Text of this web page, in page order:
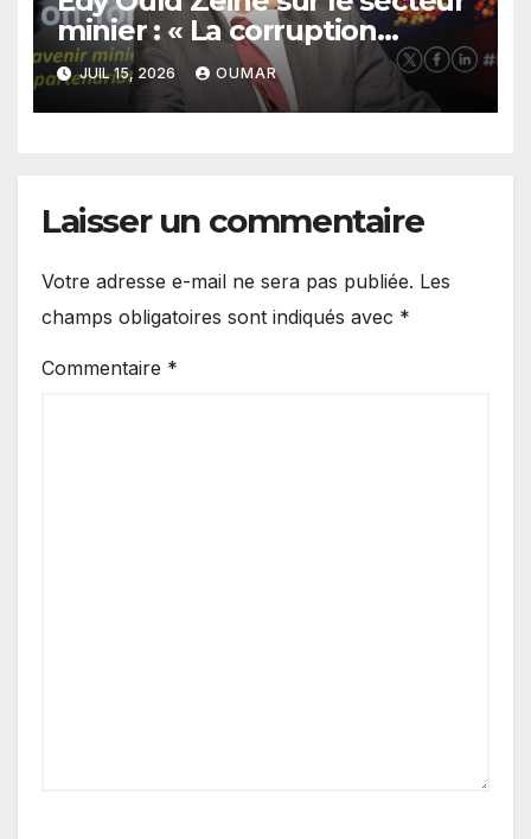
minier : « La corruption
n’existe pas en Mauritanie »
JUIL 15, 2026 OUMAR
Laisser un commentaire
Votre adresse e-mail ne sera pas publiée. Les
champs obligatoires sont indiqués avec *
Commentaire *